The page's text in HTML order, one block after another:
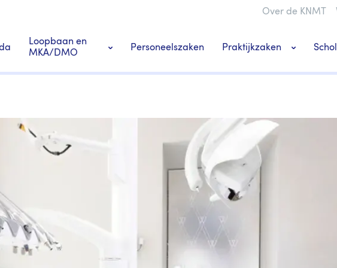
Over de KNMT
Loopbaan en
MKA/DMO
Personeelszaken Praktijkzaken